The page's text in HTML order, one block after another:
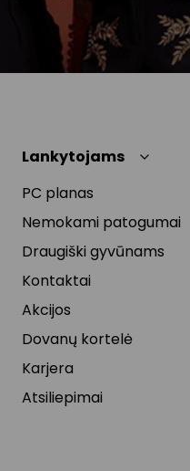
Lankytojams
PC planas
Nemokami patogumai
Draugiški gyvūnams
Kontaktai
Akcijos
Dovanų kortelė
Karjera
Atsiliepimai